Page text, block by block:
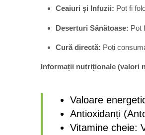
Ceaiuri și Infuzii: Pot fi
Deserturi Sănătoase: Pot
Cură directă: Poți
Informații nutriționale (valori
Valoare
Antioxidanți
Vitamine cheie: